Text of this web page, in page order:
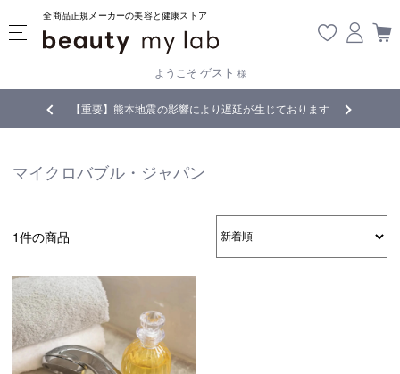
全商品正規メーカーの美容と健康ストア
ようこそ ゲスト 様
【重要】熊本地震の影響により遅延が生じております
マイクロバブル・ジャパン
1件の商品